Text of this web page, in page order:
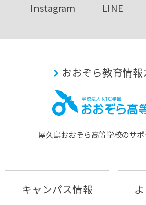
Instagram LINE
おおぞら教育情報
屋久島おおぞら⾼等学校のサポ
キャンパス情報